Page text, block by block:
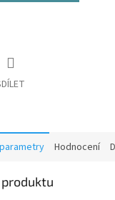
Hodnocení